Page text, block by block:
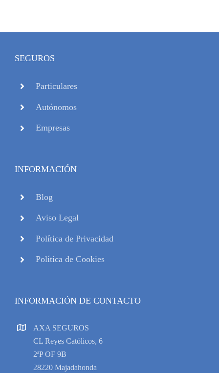
SEGUROS
Particulares
Autónomos
Empresas
INFORMACIÓN
Blog
Aviso Legal
Política de Privacidad
Política de Cookies
INFORMACIÓN DE CONTACTO
AXA SEGUROS
CL Reyes Católicos, 6
2ªP OF 9B
28220 Majadahonda